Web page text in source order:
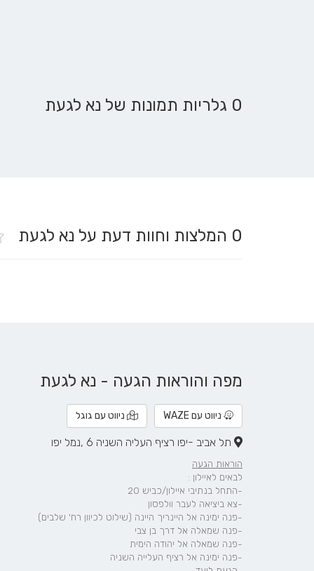
0 גלריות תמונות של נא לגעת
0 המלצות וחוות דעת על נא לגעת
מפה והוראות הגעה - נא לגעת
ניווט עם WAZE ניווט עם גוגל
תל אביב -יפו רציף העליה השניה 6 ,נמל יפו
הוראות הגעה
לבאים לאיילון :
-התחל בנתיבי איילון/כביש 20
-צא ביציאה לעבר וולפסון
-פנה ימינה אל היינריך היינה (שילוט לכיוון רח' שלבים)
-פנה שמאלה אל דרך בן צבי
-פנה שמאלה אל יהודה הימית
-פנה ימינה אל רציף העלייה השניה